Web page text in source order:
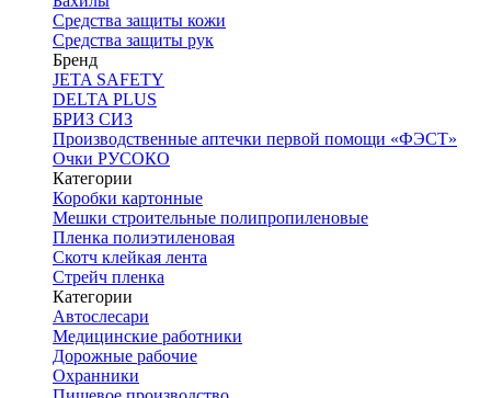
Средства защиты кожи
Средства защиты рук
Бренд
JETA SAFETY
DELTA PLUS
БРИЗ СИЗ
Производственные аптечки первой помощи «ФЭСТ»
Очки РУСОКО
Категории
Коробки картонные
Мешки строительные полипропиленовые
Пленка полиэтиленовая
Скотч клейкая лента
Стрейч пленка
Категории
Автослесари
Медицинские работники
Дорожные рабочие
Охранники